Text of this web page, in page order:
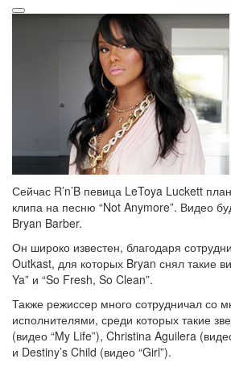
Сейчас R’n’B певица LeToya Luckett
клипа на песню “Not Anymore”. Видео
Bryan Barber.
Он широко известен, благодаря
Outkast, для которых Bryan снял такие
Ya” и “So Fresh, So Clean”.
Также режиссер много сотрудничал со
исполнителями, среди которых такие
(видео “My Life”), Christina Aguilera
и Destiny’s Child (видео “Girl”).